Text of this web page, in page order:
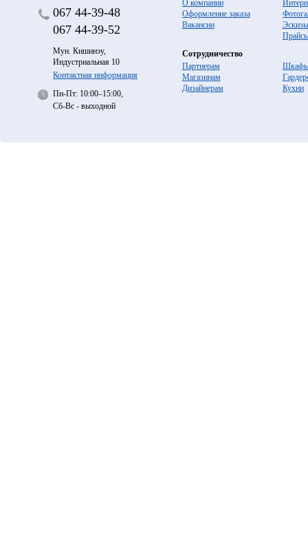
067 44-39-48
067 44-39-52
Мун. Кишинэу,
Индустриальная 10
Контактная информация
Пн-Пт: 10:00–15:00,
Сб-Вс - выходной
О компании
Оформление заказа
Вакансии
Эскизы
Сотрудничество
Партнерам
Магазинам
Дизайнерам
Кухни